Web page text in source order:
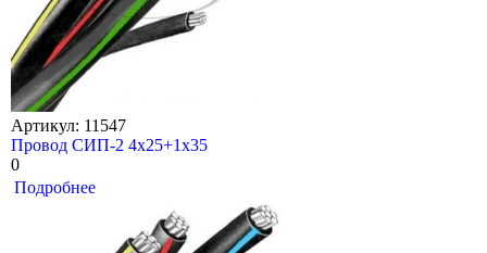
Артикул: 11547
Провод СИП-2 4х25+1х35
0
Подробнее